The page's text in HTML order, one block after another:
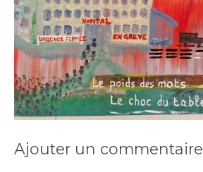
Ajouter un commentaire